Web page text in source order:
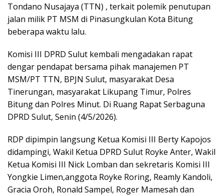
Tondano Nusajaya (TTN) , terkait polemik penutupan
jalan milik PT MSM di Pinasungkulan Kota Bitung
beberapa waktu lalu.
Komisi III DPRD Sulut kembali mengadakan rapat
dengar pendapat bersama pihak manajemen PT
MSM/PT TTN, BPJN Sulut, masyarakat Desa
Tinerungan, masyarakat Likupang Timur, Polres
Bitung dan Polres Minut. Di Ruang Rapat Serbaguna
DPRD Sulut, Senin (4/5/2026).
RDP dipimpin langsung Ketua Komisi III Berty Kapojos
didampingi, Wakil Ketua DPRD Sulut Royke Anter, Wakil
Ketua Komisi III Nick Lomban dan sekretaris Komisi III
Yongkie Limen,anggota Royke Roring, Reamly Kandoli,
Gracia Oroh, Ronald Sampel, Roger Mamesah dan